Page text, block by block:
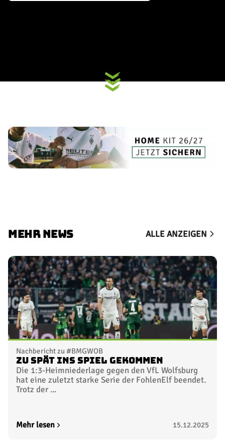
MEHR NEWS ALLE ANZEIGEN
Nachbericht zu #BMGWOB
Zu spät ins Spiel gekommen
Die 1:3-Heimniederlage gegen den VfL Wolfsburg
hat eine zuletzt starke Serie der FohlenElf beendet.
Trotz der ...
Mehr lesen 15.12.2025